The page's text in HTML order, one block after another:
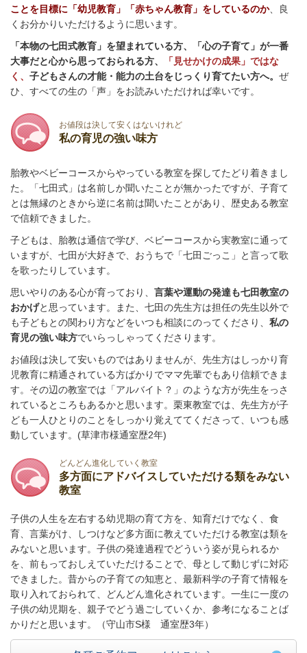
ことを目標に「幼児教育」「赤ちゃん教育」をしているのか、良
くお分かりいただけるように思います。
「本物の七田式教育」を望まれている方、
「心の子育て」が一番
大事だと心から思っておられる方、
「見せかけの成果」ではな
く、 子どもさんの才能・能力の土台をじっくり育てたい方へ。 ぜ
ひ、すべての生の「声」をお読みいただければ幸いです。
お値段は決して安くはないけれど
私の育児の強い味方
胎教やベビーコースからやっている教室を探してたどり着きまし
た。「七田式」は名前しか聞いたことが無かったですが、子育て
とは無縁のときから逆に名前は聞いたことがあり、歴史ある教室
で信頼できました。
子どもは、胎教は通信で学び、ベビーコースから実教室に通って
いますが、七田が大好きで、おうちで「七田ごっこ」と言って歌
を歌ったりしています。
思いやりのある心が育っており、 言葉や運動の発達も七田教室の
おかげと思っています。また、七田の先生方は担任の先生以外で
も子どもとの関わり方などをいつも相談にのってくださり、 私の
育児の強い味方でいらっしゃってくださります。
お値段は決して安いものではありませんが、先生方はしっかり育
児教育に精通されている方ばかりでママ先輩でもあり信頼できま
す。その辺の教室では「アルバイト？」のような方が先生をっさ
れているところもあるかと思います。栗東教室では、先生方が子
ども一人ひとりのことをしっかり覚えててくださって、いつも感
動しています。(草津市様通室歴2年)
どんどん進化していく教室
多方面にアドバイスしていただける類をみない
教室
子供の人生を左右する幼児期の育て方を、知育だけでなく、食
育、言葉がけ、しつけなど多方面に教えていただける教室は類を
みないと思います。子供の発達過程でどういう姿が見られるか
を、前もっておしえていただけることで、母として動じずに対応
できました。昔からの子育ての知恵と、最新科学の子育て情報を
取り入れておられて、どんどん進化されています。一生に一度の
子供の幼児期を、親子でどう過ごしていくか、参考になることば
かりだと思います。（守山市S様 通室歴3年）